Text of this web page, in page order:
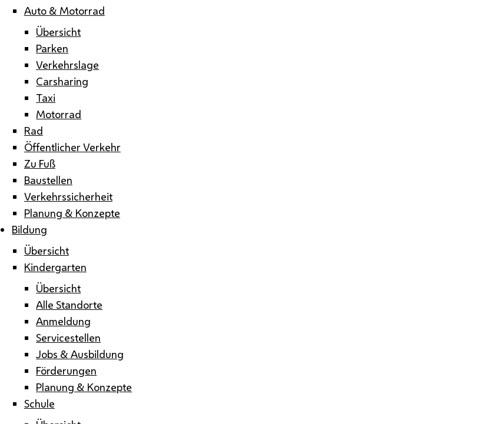
Auto & Motorrad
Übersicht
Parken
Verkehrslage
Carsharing
Taxi
Motorrad
Rad
Öffentlicher Verkehr
Zu Fuß
Baustellen
Verkehrssicherheit
Planung & Konzepte
Bildung
Übersicht
Kindergarten
Übersicht
Alle Standorte
Anmeldung
Servicestellen
Jobs & Ausbildung
Förderungen
Planung & Konzepte
Schule